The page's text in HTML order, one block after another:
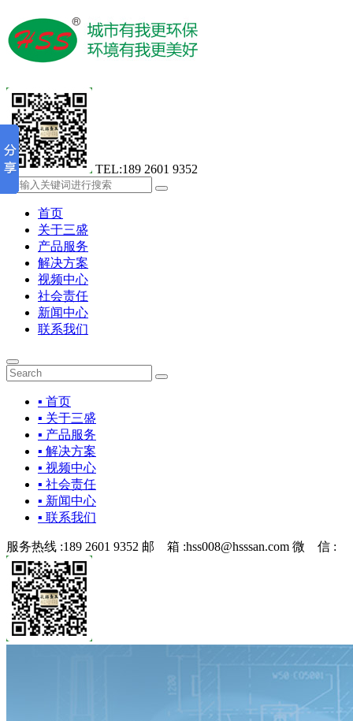
TEL:189 2601 9352
首页
关于三盛
产品服务
解决方案
视频中心
社会责任
新闻中心
联系我们
▪ 首页
▪ 关于三盛
▪ 产品服务
▪ 解决方案
▪ 视频中心
▪ 社会责任
▪ 新闻中心
▪ 联系我们
服务热线 :189 2601 9352 邮 箱 :hss008@hsssan.com 微 信 :